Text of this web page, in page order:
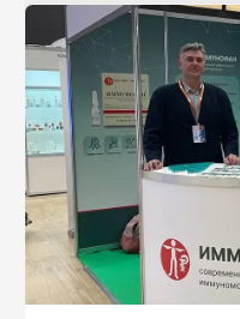
Нестерова Ирина
профессор кафедры
аллергологии и
«Российский
Минобрнауки…